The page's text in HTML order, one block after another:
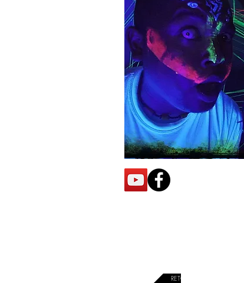
RETOUR À LA LISTE